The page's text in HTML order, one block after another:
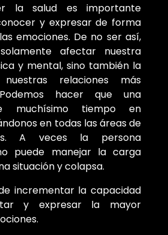
la salud es importante
y expresar de forma
emociones. De no ser así,
afectar nuestra
y mental, sino también la
relaciones más
Podemos hacer que una
muchísimo tiempo en
en todas las áreas de
A veces la persona
puede manejar la carga
situación y colapsa.
incrementar la capacidad
y expresar la mayor